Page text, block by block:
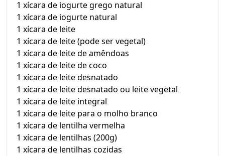
1 xícara de iogurte grego natural
1 xícara de iogurte natural
1 xícara de leite
1 xícara de leite (pode ser vegetal)
1 xícara de leite de amêndoas
1 xícara de leite de coco
1 xícara de leite desnatado
1 xícara de leite desnatado ou leite vegetal
1 xícara de leite integral
1 xícara de leite para o molho branco
1 xícara de lentilha vermelha
1 xícara de lentilhas (200g)
1 xícara de lentilhas cozidas